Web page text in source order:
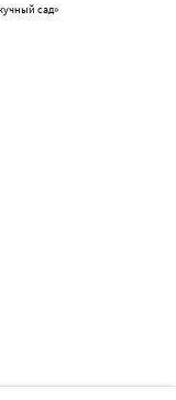
сад»